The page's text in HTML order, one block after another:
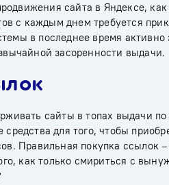
сайта в Яндексе,
с каждым днем требуется
в последнее время
засоренности выдачи.
сайты в топах выдачи
для того, чтобы
Правильная покупка ссылок
как только смириться с